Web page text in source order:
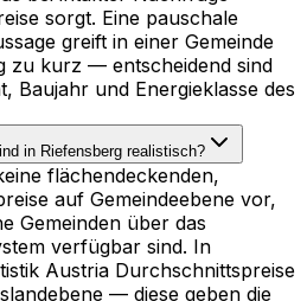
sorgt. Eine pauschale
greift in einer Gemeinde
zu kurz — entscheidend sind
Baujahr und Energieklasse des
in Riefensberg realistisch?
flächendeckenden,
auf Gemeindeebene vor,
Gemeinden über das
verfügbar sind. In
Austria Durchschnittspreise
— diese geben die